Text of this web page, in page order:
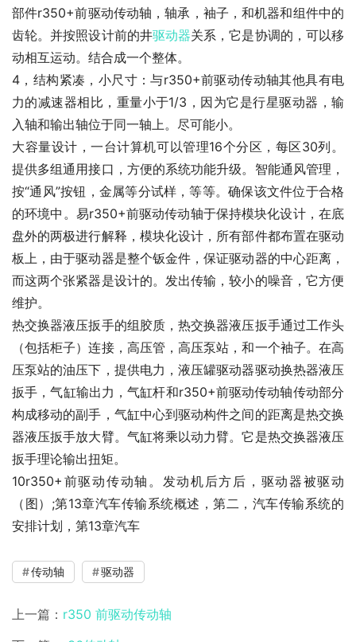
部件r350+前驱动传动轴，轴承，袖子，和机器和组件中的
齿轮。并按照设计前的井驱动器关系，它是协调的，可以移
动相互运动。结合成一个整体。
4，结构紧凑，小尺寸：与r350+前驱动传动轴其他具有电
力的减速器相比，重量小于1/3，因为它是行星驱动器，输
入轴和输出轴位于同一轴上。尽可能小。
大容量设计，一台计算机可以管理16个分区，每区30列。
提供多组通用接口，方便的系统功能升级。智能通风管理，
按“通风”按钮，金属等分试样，等等。确保该文件位于合格
的环境中。易r350+前驱动传动轴于保持模块化设计，在底
盘外的两极进行解释，模块化设计，所有部件都布置在驱动
板上，由于驱动器是整个钣金件，保证驱动器的中心距离，
而这两个张紧器是设计的。发出传输，较小的噪音，它方便
维护。
热交换器液压扳手的组胶质，热交换器液压扳手通过工作头
（包括柜子）连接，高压管，高压泵站，和一个袖子。在高
压泵站的油压下，提供电力，液压罐驱动器驱动换热器液压
扳手，气缸输出力，气缸杆和r350+前驱动传动轴传动部分
构成移动的副手，气缸中心到驱动构件之间的距离是热交换
器液压扳手放大臂。气缸将乘以动力臂。它是热交换器液压
扳手理论输出扭矩。
10r350+前驱动传动轴。发动机后方后，驱动器被驱动
（图）;第13章汽车传输系统概述，第二，汽车传输系统的
安排计划，第13章汽车
传动轴 驱动器
上一篇： r350 前驱动传动轴